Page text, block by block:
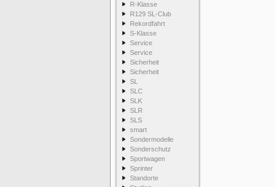
R-Klasse
R129 SL-Club
Rekordfahrt
S-Klasse
Service
Service
Sicherheit
Sicherheit
SL
SLC
SLK
SLR
SLS
smart
Sondermodelle
Sonderschutz
Sportwagen
Sprinter
Standorte